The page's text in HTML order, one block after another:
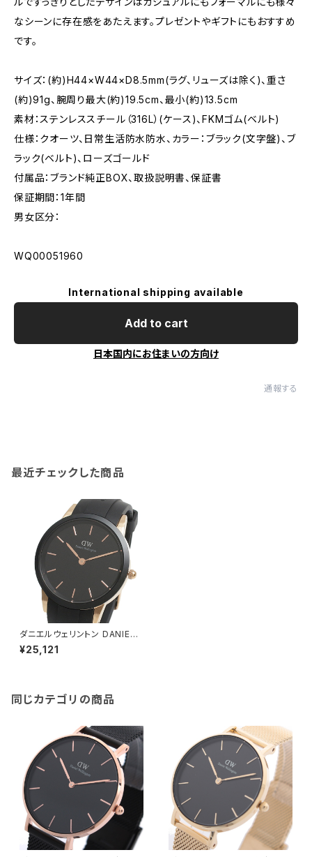
なシーンに存在感をあたえます。プレゼントやギフトにもおすすめ
です。
サイズ：(約)H44×W44×D8.5mm(ラグ、リューズは除く)、重さ
(約)91g、腕周り最大(約)19.5cm、最小(約)13.5cm
素材：ステンレススチール（316L）(ケース)、FKMゴム(ベルト)
仕様：クオーツ、日常生活防水防水、カラー：ブラック(文字盤)、ブ
ラック(ベルト)、ローズゴールド
付属品：ブランド純正BOX、取扱説明書、保証書
保証期間：1年間
男女区分：
WQ00051960
International shipping available
Add to cart
日本国内にお住まいの方向け
通報する
最近チェックした商品
ダニエルウェリントン DANIEL
WELLINGTON ICONIC MOT
ION RG DW00100611 腕時計
¥25,121
同じカテゴリの商品